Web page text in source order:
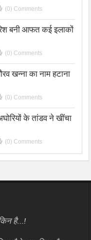
(0) Comments
बनी आफत कई इलाकों
(0) Comments
खन्ना का नाम हटाना
(0) Comments
के तांडव ने खींचा
(0) Comments
है…!